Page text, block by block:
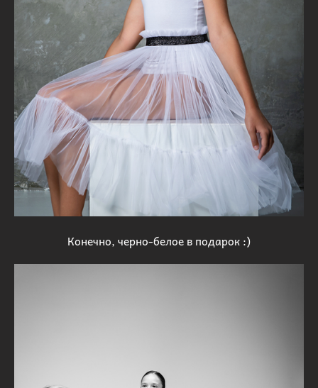
Конечно, черно-белое в подарок :)